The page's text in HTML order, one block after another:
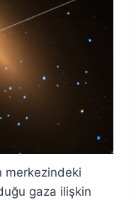
merkezindeki
gaza ilişkin